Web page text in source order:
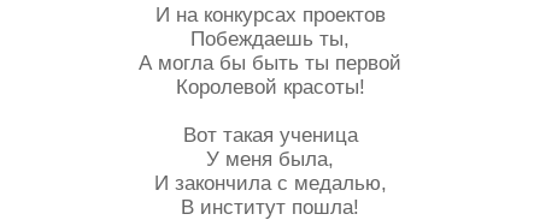
И на конкурсах проектов
Побеждаешь ты,
А могла бы быть ты первой
Королевой красоты!
Вот такая ученица
У меня была,
И закончила с медалью,
В институт пошла!